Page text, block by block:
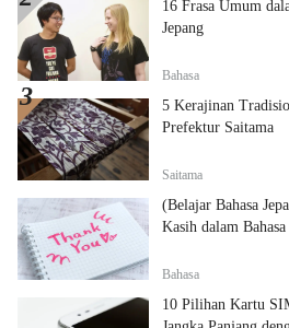
16 Frasa Umum
Jepang
Bahasa
5 Kerajinan
Prefektur Saitama
Saitama
(Belajar Bahasa Jepang) 7 Ungkapan
Kasih dalam Bahasa
Bahasa
10 Pilihan Kartu